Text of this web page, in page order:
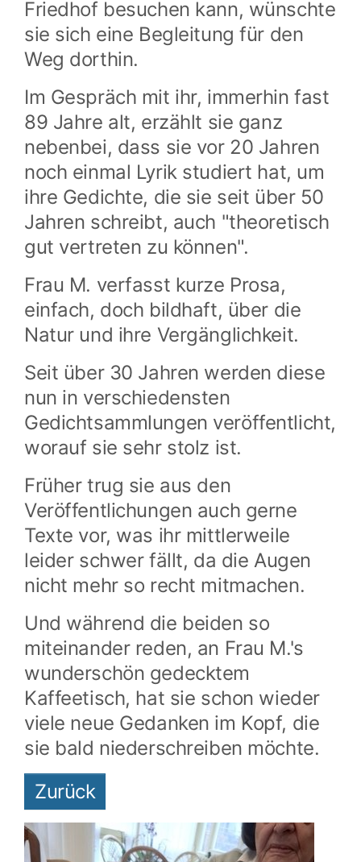
Friedhof besuchen kann, wünschte
sie sich eine Begleitung für den
Weg dorthin.
Im Gespräch mit ihr, immerhin fast
89 Jahre alt, erzählt sie ganz
nebenbei, dass sie vor 20 Jahren
noch einmal Lyrik studiert hat, um
ihre Gedichte, die sie seit über 50
Jahren schreibt, auch "theoretisch
gut vertreten zu können".
Frau M. verfasst kurze Prosa,
einfach, doch bildhaft, über die
Natur und ihre Vergänglichkeit.
Seit über 30 Jahren werden diese
nun in verschiedensten
Gedichtsammlungen veröffentlicht,
worauf sie sehr stolz ist.
Früher trug sie aus den
Veröffentlichungen auch gerne
Texte vor, was ihr mittlerweile
leider schwer fällt, da die Augen
nicht mehr so recht mitmachen.
Und während die beiden so
miteinander reden, an Frau M.'s
wunderschön gedecktem
Kaffeetisch, hat sie schon wieder
viele neue Gedanken im Kopf, die
sie bald niederschreiben möchte.
Zurück